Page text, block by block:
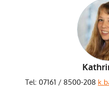
Tel: 07161 / 8500-208